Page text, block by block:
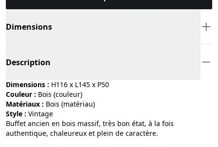
Dimensions
Description
Dimensions : H116 x L145 x P50
Couleur :
bois (couleur)
Matériaux :
bois (matériau)
Style :
vintage
Buffet ancien en bois massif, très bon état, à la fois
authentique, chaleureux et plein de caractère.